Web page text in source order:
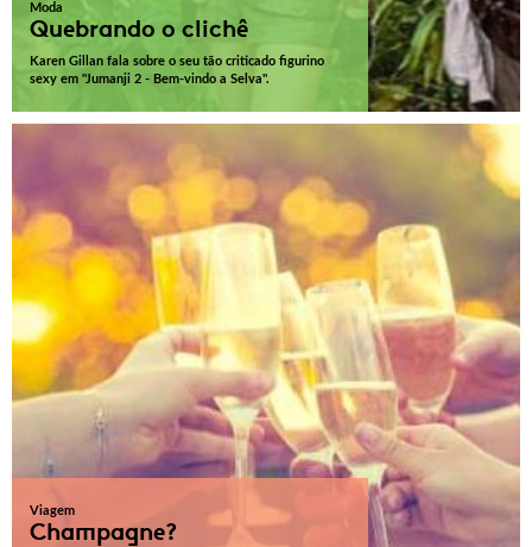
Moda
Quebrando o clichê
Karen Gillan fala sobre o seu tão criticado figurino
sexy em "Jumanji 2 - Bem-vindo a Selva".
Viagem
Champagne?